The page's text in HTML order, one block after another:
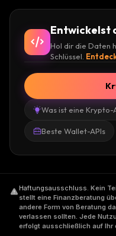
Entwickelst
Hol dir die Daten
Schlüssel.
Was ist eine Krypto-
Beste Wallet-APIs
Haftungsausschluss. Kein
stellt eine Finanzberatung
andere Form von Beratung
verlassen sollten. Jede
erfolgt ausschließlich auf Ihr